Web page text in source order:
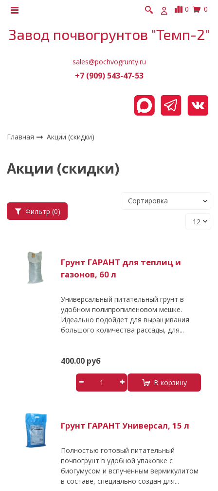
0 0
Завод почвогрунтов "Темп-2"
sales@pochvogrunty.ru
+7 (909) 543-47-53
Главная Акции (скидки)
Акции (скидки)
Фильтр (0)
Грунт ГАРАНТ для теплиц и
газонов, 60 л
Универсальный питательный грунт в
удобном полипропиленовом мешке.
Идеально подойдет для выращивания
большого количества рассады, для...
400.00 руб
В корзину
Грунт ГАРАНТ Универсал, 15 л
Полностью готовый питательный
почвогрунт в удобной упаковке с
биогумусом и вспученным вермикулитом
в составе, специально создан для...